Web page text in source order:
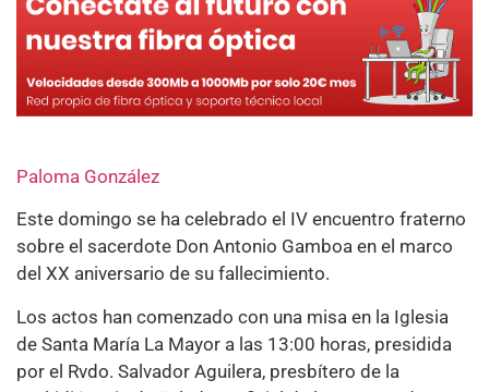
Paloma González
Este domingo se ha celebrado el IV encuentro fraterno
sobre el sacerdote Don Antonio Gamboa en el marco
del XX aniversario de su fallecimiento.
Los actos han comenzado con una misa en la Iglesia
de Santa María La Mayor a las 13:00 horas, presidida
por el Rvdo. Salvador Aguilera, presbítero de la